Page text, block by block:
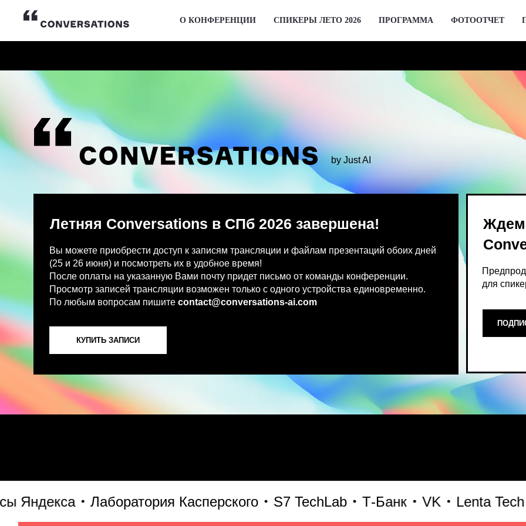
О КОНФЕРЕНЦИИ СПИКЕРЫ ЛЕТО 2026 ПРОГРАММА ФОТООТЧЕТ
by Just AI
Вы можете приобрести доступ к записям трансляции и файлам презентаций обоих дней
После оплаты на указанную Вами почту придет письмо от команды конференции.
Просмотр записей трансляции возможен только с одного устройства единовременно.
По любым вопросам пишите
contact@conversations-ai.co
Предпродажа билетов
для спикеров откроются
Ждем вас 2
КУПИТЬ ЗАПИСИ
ПОДПИСАТЬСЯ НА
Лаборатория Касперского S7 TechLab Т-Банк VK Lenta Tech
Место, где можно получить
что действительно работает и
генеративного AI прямо сейчас.